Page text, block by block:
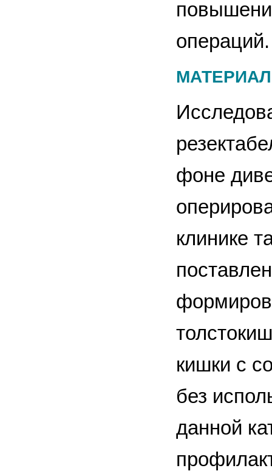
операций.
фоне
клинике
кишки с
без
данной